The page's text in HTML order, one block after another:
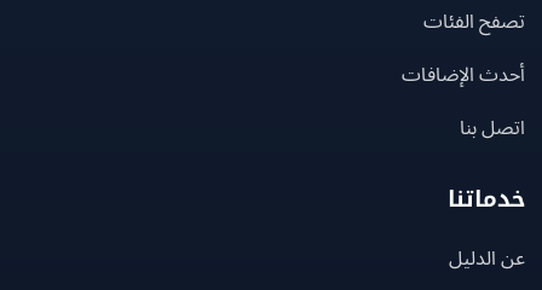
الفئات
الإضافات
بنا